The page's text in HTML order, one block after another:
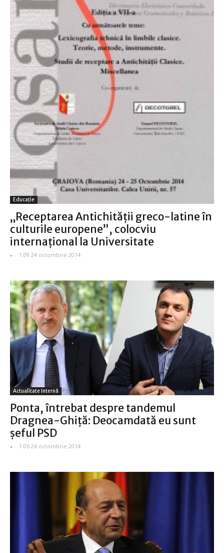
Educație
„Receptarea Antichității greco-latine în
culturile europene”, colocviu
internaţional la Universitate
- - 1:09 24 octombrie 2014
Actualitate Internă
Ponta, întrebat despre tandemul
Dragnea-Ghiţă: Deocamdată eu sunt
şeful PSD
- - 1:06 24 octombrie 2014